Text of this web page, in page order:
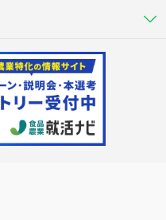
その他畜産
その他動物の畜産業（羊、ウズラな
ど）
植物工場
環境制御された工場で野菜の生産管
理
流通･商社
農産物・農産品の物流・卸し・輸出
入
福祉
漁業･養殖
魚介類の採捕・養殖、または水産加
工場
WEB･IT
AT免許OK
管理者･幹部採用
年間休日100日以上
独立支援可能